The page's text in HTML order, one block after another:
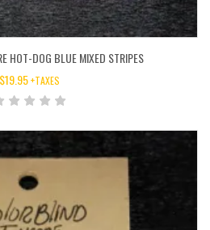
HOT-DOG BLUE MIXED STRIPES
$19.95 +TAXES